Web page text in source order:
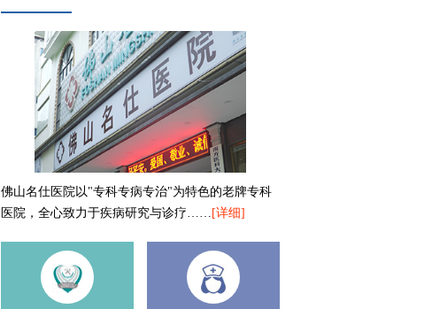
佛山名仕医院以"专科专病专治"为特色的老牌专科
医院，全心致力于疾病研究与诊疗…… [详细]